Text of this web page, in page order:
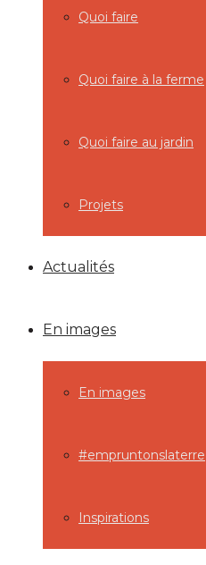
Quoi faire
Quoi faire à la ferme
Quoi faire au jardin
Projets
Actualités
En images
En images
#empruntonslaterre
Inspirations